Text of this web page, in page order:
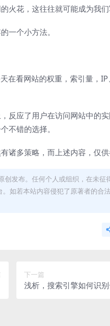
火花，这往往就可能成为我们
一个小方法。
看网站的权重，索引量，IP
反应了用户在访问网站中的
不错的选择。
诸多策略，而上述内容，仅供
发布。任何个人或组织，在未征
如若本站内容侵犯了原著者的合
下一篇
浅析，搜索引擎如何识